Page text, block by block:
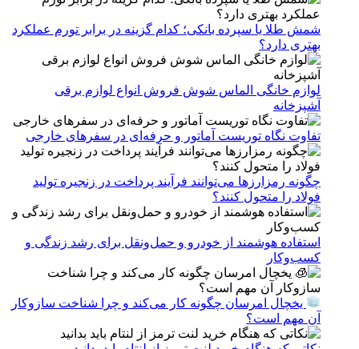
شمش طلا یا سپرده بانکی؛ کدام گزینه در برابر تورم عملکرد
بهتری دارد؟
لوازم خانگی الماس شوش فروش انواع لوازم برقی
آشپزخانه
تفاوت نگاه توریست آماتور و حرفه‌ای در سفرهای خارجی
چگونه رمزارزها می‌توانند فرآیند پرداخت در زنجیره تولید
فولاد را متحول کنند؟
استفاده هوشمند از خودرو و حمل‌ونقل برای رشد زندگی و
کسب‌وکار
یخچال امرسان چگونه کار می‌کند و چرا شناخت سازوکار
آن مهم است؟